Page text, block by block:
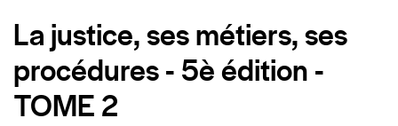
La justice, ses métiers, ses
procédures - 5è édition -
TOME 2